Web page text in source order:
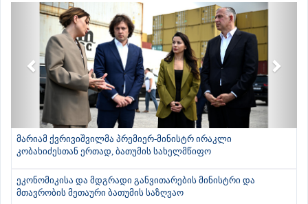
Previous
მარიამ ქვრივიშვილმა პრემიერ-მინისტრ ირაკლი
კობახიძესთან ერთად, ბათუმის სახელმწიფო
ეკონომიკისა და მდგრადი განვითარების მინისტრი და
მთავრობის მეთაური ბათუმის საზღვაო